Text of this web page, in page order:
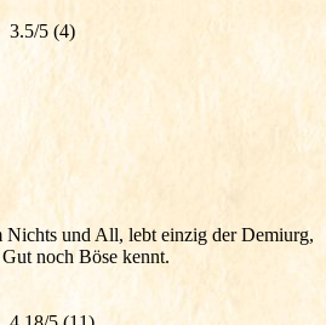
3.5/5 (4)
Nichts und All, lebt einzig der Demiurg,
noch Böse kennt.